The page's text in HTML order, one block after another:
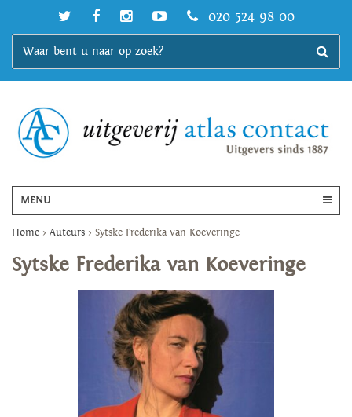
020 524 98 00
MENU
Home > Auteurs > Sytske Frederika van Koeveringe
Sytske Frederika van Koeveringe